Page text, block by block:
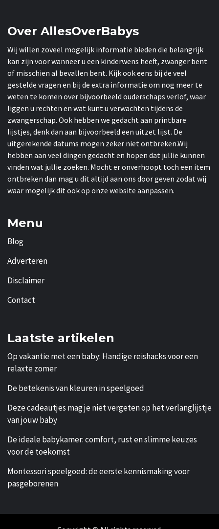
Over AllesOverBabys
Wij willen zoveel mogelijk informatie bieden die belangrijk
kan zijn voor wanneer u een kinderwens heeft, zwanger bent
of misschien al bevallen bent. Kijk ook eens bij de veel
gestelde vragen en bij de extra informatie om nog meer te
weten te komen over bijvoorbeeld ouderschaps verlof, waar
liggen u rechten en wat kunt u verwachten tijdens de
zwangerschap. Ook hebben we gedacht aan printbare
lijstjes, denk dan aan bijvoorbeeld een uitzet lijst. De
uitgerekende datums mogen zeker niet ontbreken.Wij
hebben aan veel dingen gedacht en hopen dat jullie kunnen
vinden wat jullie zoeken. Mocht er onverhoopt toch een item
ontbreken dan mag u dit altijd aan ons door geven zodat wij
waar mogelijk dit ook op onze website aanpassen.
Menu
Blog
Adverteren
Disclaimer
Contact
Laatste artikelen
Op vakantie met een baby: Handige reishacks voor een
relaxte zomer
De betekenis van kleuren in speelgoed
Deze cadeautjes mag je niet vergeten op het verlanglijstje
van jouw baby
De ideale babykamer: comfort, rust en slimme keuzes
voor de toekomst
Montessori speelgoed: de eerste kennismaking voor
pasgeborenen